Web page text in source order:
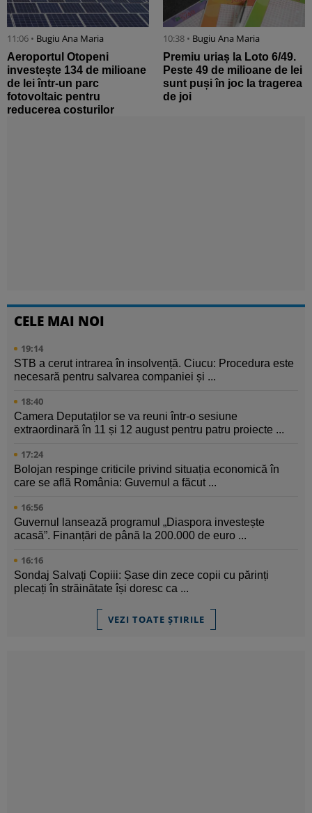
11:06 • Bugiu ⁠Ana Maria
Aeroportul Otopeni
investește 134 de milioane
de lei într-un parc
fotovoltaic pentru
reducerea costurilor
10:38 • Bugiu ⁠Ana Maria
Premiu uriaș la Loto 6/49.
Peste 49 de milioane de lei
sunt puși în joc la tragerea
de joi
CELE MAI NOI
19:14
STB a cerut intrarea în insolvență. Ciucu: Procedura este
necesară pentru salvarea companiei și ...
18:40
Camera Deputaților se va reuni într-o sesiune
extraordinară în 11 și 12 august pentru patru proiecte ...
17:24
Bolojan respinge criticile privind situația economică în
care se află România: Guvernul a făcut ...
16:56
Guvernul lansează programul „Diaspora investește
acasă”. Finanțări de până la 200.000 de euro ...
16:16
Sondaj Salvați Copiii: Șase din zece copii cu părinți
plecați în străinătate își doresc ca ...
VEZI TOATE ȘTIRILE